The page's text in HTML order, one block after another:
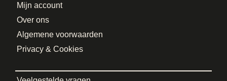
Mijn account
Over ons
Algemene voorwaarden
Privacy & Cookies